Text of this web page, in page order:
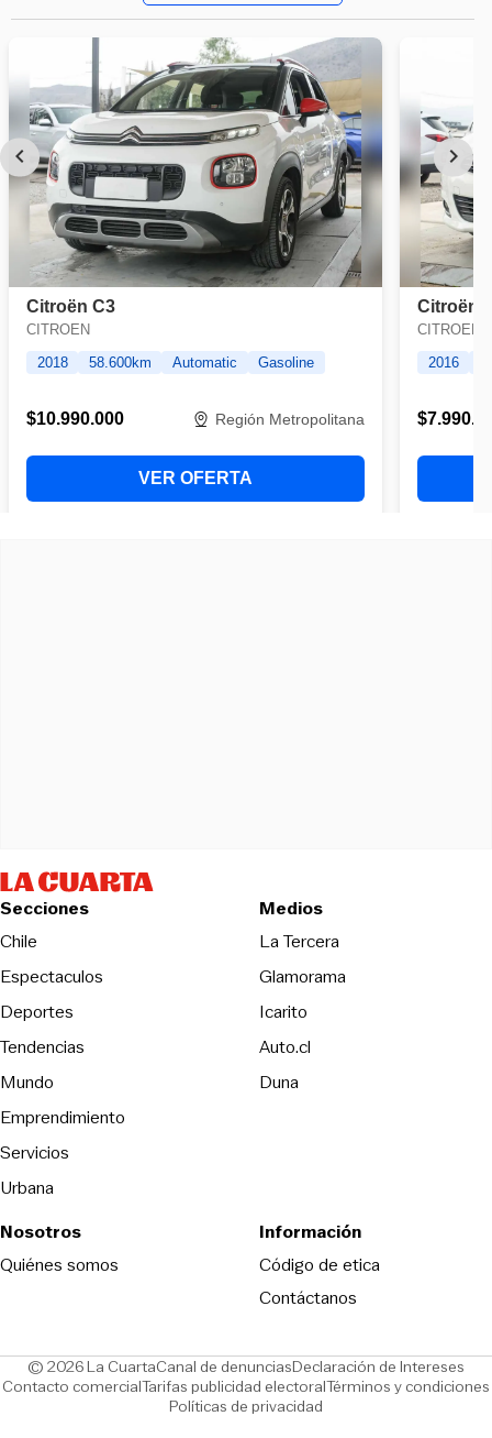
Secciones
Chile
Espectaculos
Deportes
Tendencias
Mundo
Emprendimiento
Servicios
Urbana
Medios
La TerceraOpens in new
Glamorama
Icarito
Auto.cl
DunaOpens in new window
Nosotros
Quiénes somos
Información
Código de eticaOpens in new
Contáctanos
© 2026 La CuartaCanal de denunciasOpens in new window
Declaración de Intereses
Contacto comercialOpens in new window
Tarifas publicidad electoralOpens in new window
Términos y condiciones
Políticas de privacidad